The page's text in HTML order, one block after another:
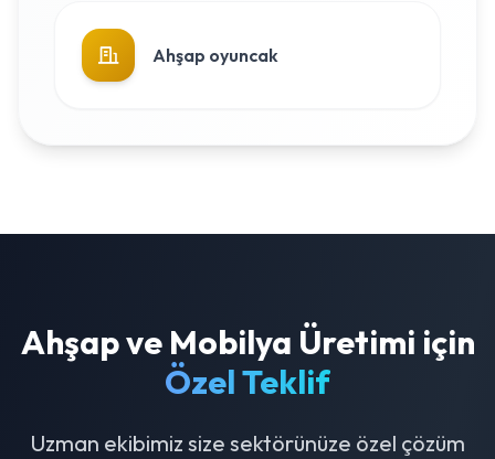
Ahşap oyuncak
Ahşap ve Mobilya Üretimi için
Özel Teklif
Uzman ekibimiz size sektörünüze özel çözüm